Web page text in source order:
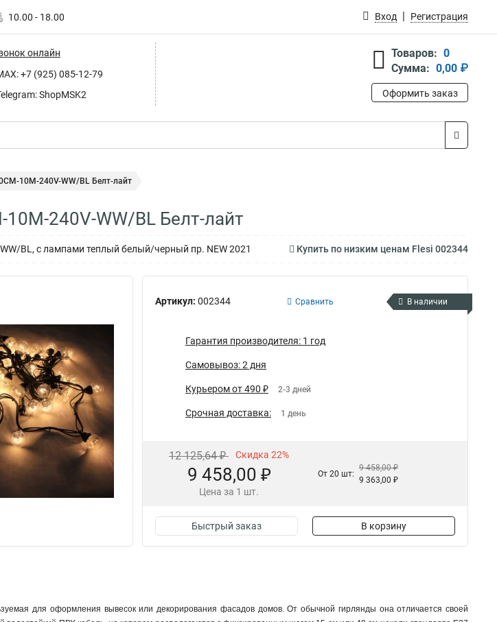
10.00 - 18.00 Вход Регистрация
онлайн
+7 (925) 085-12-79
ShopMSK2
Товаров: 0
Сумма: 0,00 ₽
Оформить заказ
10M-240V-WW/BL Белт-лайт
10M-240V-WW/BL Белт-лайт
BL, с лампами теплый белый/черный пр. NEW 2021 Купить по низким ценам Flesi 002344
Артикул: 002344 Сравнить В наличии
Гарантия производителя: 1 год
Самовывоз: 2 дня
Курьером от 490 ₽ 2-3 дней
Срочная доставка: 1 день
12 125,64 ₽ Скидка 22%
9 458,00 ₽
Цена за 1 шт.
От 20 шт:
9 458,00 ₽
9 363,00 ₽
Быстрый заказ В корзину
для оформления вывесок или декорирования фасадов домов. От обычной гирлянды она отличается своей